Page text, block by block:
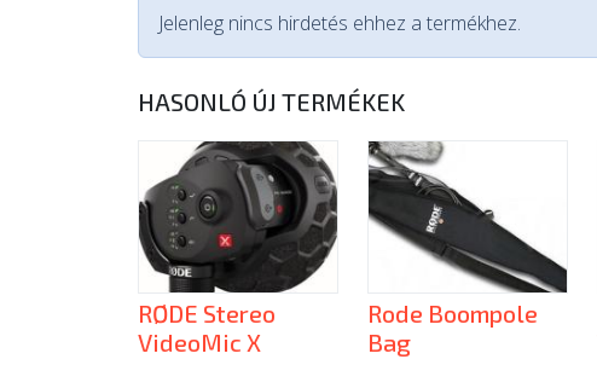
Jelenleg nincs hirdetés ehhez a termékhez.
HASONLÓ ÚJ TERMÉKEK
RØDE Stereo
VideoMic X
Rode Boompole
Bag